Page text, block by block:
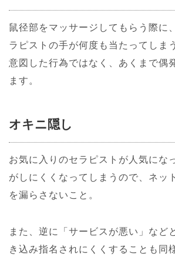
鼠径部をマッサージしてもらう際に
ラピストの手が何度も当たってしま
意図した行為ではなく、あくまで偶
ます。
オキニ隠し
お気に入りのセラピストが人気にな
がしにくくなってしまうので、ネッ
を漏らさないこと。
また、逆に「サービスが悪い」など
き込み指名されにくくすることも同